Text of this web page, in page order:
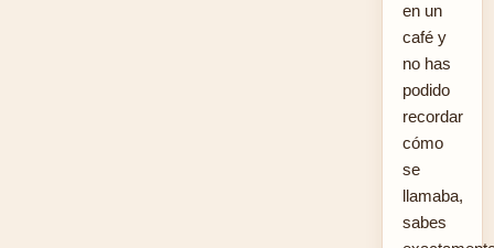
en un
café y
no has
podido
recordar
cómo
se
llamaba,
sabes